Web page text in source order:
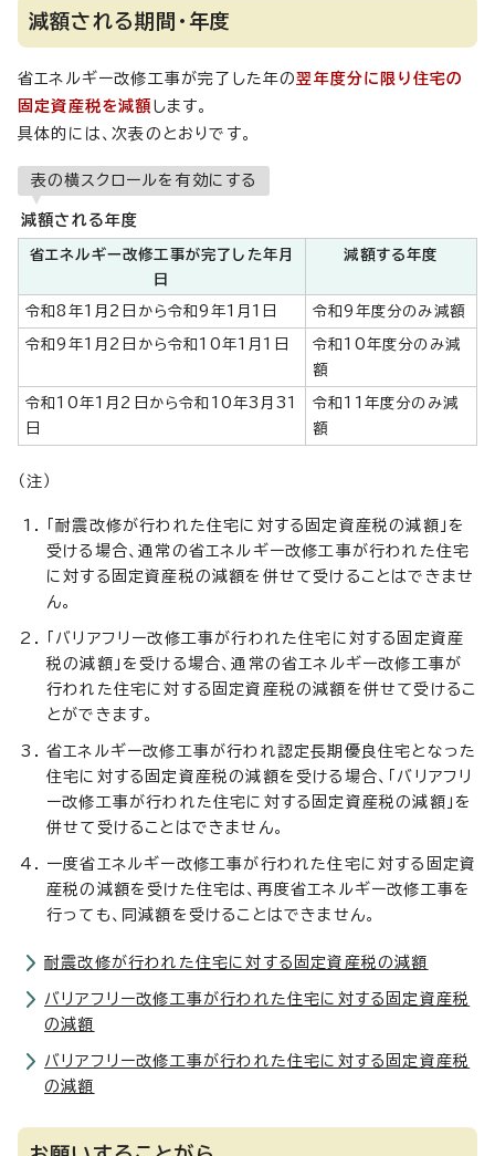
減額される期間・年度
省エネルギー改修工事が完了した年の翌年度分に限り住宅の
固定資産税を減額 します。
具体的には、次表のとおりです。
表の横スクロールを有効にする
減額される年度
省エネルギー改修工事が完了した年月
日
減額する年度
令和8年1月2日から令和9年1月1日 令和9年度分のみ減額
令和9年1月2日から令和10年1月1日
令和10年度分のみ減
額
令和10年1月2日から令和10年3月31
日
令和11年度分のみ減
額
（注）
「耐震改修が行われた住宅に対する固定資産税の減額」を
受ける場合、通常の省エネルギー改修工事が行われた住宅
に対する固定資産税の減額を併せて受けることはできませ
ん。
「バリアフリー改修工事が行われた住宅に対する固定資産
税の減額」を受ける場合、通常の省エネルギー改修工事が
行われた住宅に対する固定資産税の減額を併せて受けるこ
とができます。
省エネルギー改修工事が行われ認定長期優良住宅となった
住宅に対する固定資産税の減額を受ける場合、「バリアフリ
ー改修工事が行われた住宅に対する固定資産税の減額」を
併せて受けることはできません。
一度省エネルギー改修工事が行われた住宅に対する固定資
産税の減額を受けた住宅は、再度省エネルギー改修工事を
行っても、同減額を受けることはできません。
耐震改修が行われた住宅に対する固定資産税の減額
バリアフリー改修工事が行われた住宅に対する固定資産税
の減額
バリアフリー改修工事が行われた住宅に対する固定資産税
の減額